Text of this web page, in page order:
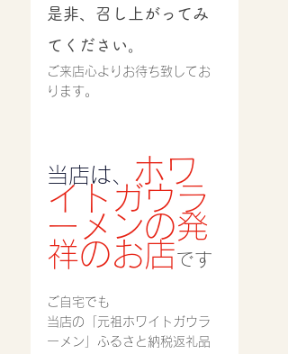
是非、召し上がってみ
てください。
ご来店心よりお待ち致してお
ります。
当店は、
ホワ
イトガウラ
ーメンの発
祥のお店です
ご自宅でも
当店の「元祖ホワイトガウラ
ーメン」ふるさと納税返礼品